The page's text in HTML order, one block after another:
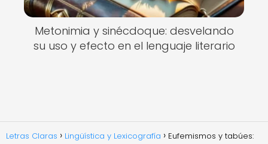
Metonimia y sinécdoque: desvelando
su uso y efecto en el lenguaje literario
Letras Claras Lingüística y Lexicografía Eufemismos y tabúes: